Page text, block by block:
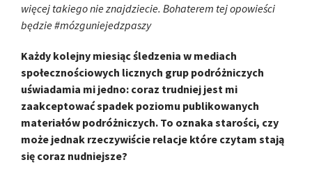
więcej takiego nie znajdziecie. Bohaterem tej opowieści
będzie #mózguniejedzpaszy
Każdy kolejny miesiąc śledzenia w mediach
społecznościowych licznych grup podróżniczych
uświadamia mi jedno: coraz trudniej jest mi
zaakceptować spadek poziomu publikowanych
materiałów podróżniczych. To oznaka starości, czy
może jednak rzeczywiście relacje które czytam stają
się coraz nudniejsze?